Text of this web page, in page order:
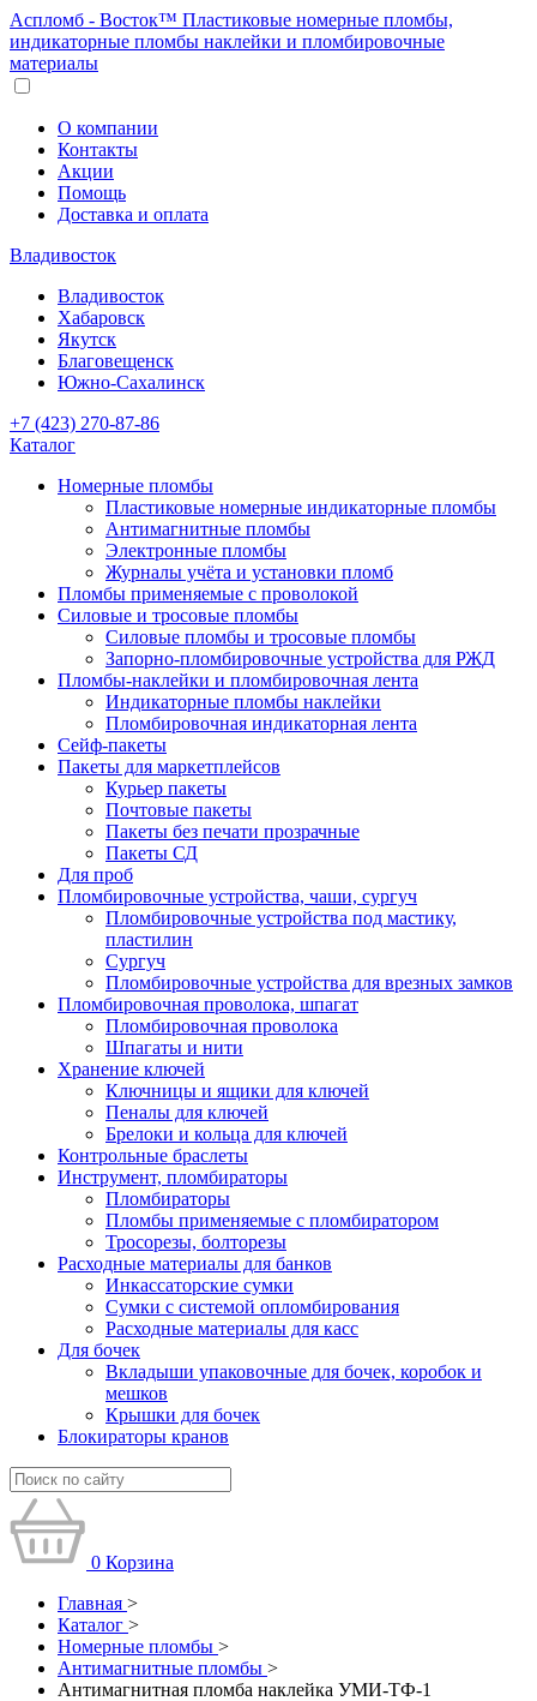
Аспломб - Восток™ Пластиковые номерные пломбы,
индикаторные пломбы наклейки и пломбировочные
материалы
О компании
Контакты
Акции
Помощь
Доставка и оплата
Владивосток
Владивосток
Хабаровск
Якутск
Благовещенск
Южно-Сахалинск
+7 (423) 270-87-86
Каталог
Номерные пломбы
Пластиковые номерные индикаторные пломбы
Антимагнитные пломбы
Электронные пломбы
Журналы учёта и установки пломб
Пломбы применяемые с проволокой
Силовые и тросовые пломбы
Силовые пломбы и тросовые пломбы
Запорно-пломбировочные устройства для РЖД
Пломбы-наклейки и пломбировочная лента
Индикаторные пломбы наклейки
Пломбировочная индикаторная лента
Сейф-пакеты
Пакеты для маркетплейсов
Курьер пакеты
Почтовые пакеты
Пакеты без печати прозрачные
Пакеты СД
Для проб
Пломбировочные устройства, чаши, сургуч
Пломбировочные устройства под мастику,
пластилин
Сургуч
Пломбировочные устройства для врезных замков
Пломбировочная проволока, шпагат
Пломбировочная проволока
Шпагаты и нити
Хранение ключей
Ключницы и ящики для ключей
Пеналы для ключей
Брелоки и кольца для ключей
Контрольные браслеты
Инструмент, пломбираторы
Пломбираторы
Пломбы применяемые с пломбиратором
Тросорезы, болторезы
Расходные материалы для банков
Инкассаторские сумки
Сумки с системой опломбирования
Расходные материалы для касс
Для бочек
Вкладыши упаковочные для бочек, коробок и
мешков
Крышки для бочек
Блокираторы кранов
0 Корзина
Главная >
Каталог >
Номерные пломбы >
Антимагнитные пломбы >
Антимагнитная пломба наклейка УМИ-ТФ-1